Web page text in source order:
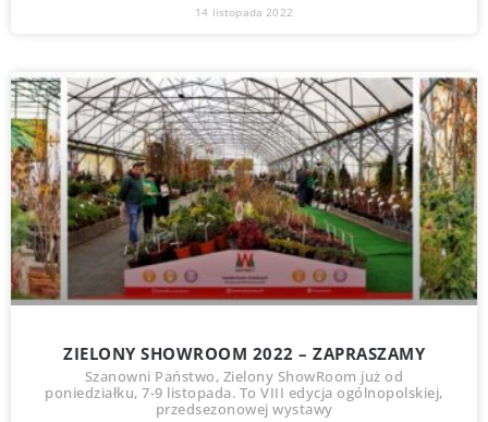
14 listopada 2022
ZIELONY SHOWROOM 2022 – ZAPRASZAMY
Szanowni Państwo, Zielony ShowRoom już od
poniedziałku, 7-9 listopada. To VIII edycja ogólnopolskiej,
przedsezonowej wystawy